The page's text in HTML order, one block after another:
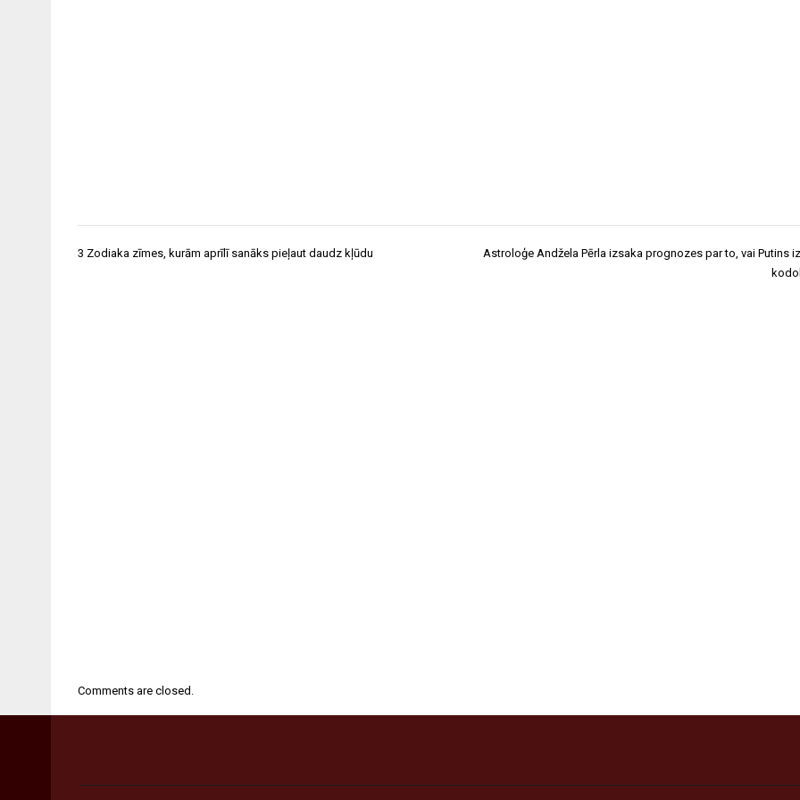
Ziņu
3 Zodiaka zīmes, kurām aprīlī sanāks pieļaut daudz kļūdu
Astroloģe Andžela Pērla izsaka prognozes par to, vai Putins
Comments are closed.